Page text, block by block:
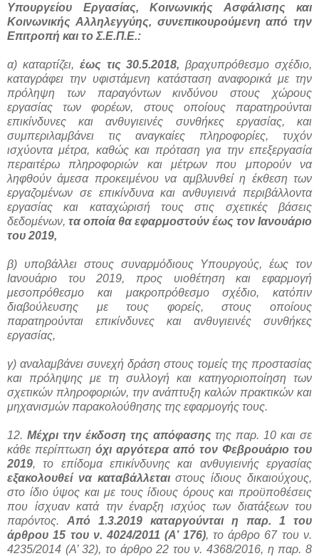
Υπουργείου Εργασίας, Κοινωνικής Ασφάλισης και
Κοινωνικής Αλληλεγγύης, συνεπικουρούμενη από την
Επιτροπή και το Σ.Ε.Π.Ε.:
α) καταρτίζει, έως τις 30.5.2018, βραχυπρόθεσμο σχέδιο,
καταγράφει την υφιστάμενη κατάσταση αναφορικά με την
πρόληψη των παραγόντων κινδύνου στους χώρους
εργασίας των φορέων, στους οποίους παρατηρούνται
επικίνδυνες και ανθυγιεινές συνθήκες εργασίας, και
συμπεριλαμβάνει τις αναγκαίες πληροφορίες, τυχόν
ισχύοντα μέτρα, καθώς και πρόταση για την επεξεργασία
περαιτέρω πληροφοριών και μέτρων που μπορούν να
ληφθούν άμεσα προκειμένου να αμβλυνθεί η έκθεση των
εργαζομένων σε επικίνδυνα και ανθυγιεινά περιβάλλοντα
εργασίας και καταχώρισή τους στις σχετικές βάσεις
δεδομένων, τα οποία θα εφαρμοστούν έως τον Ιανουάριο
του 2019,
β) υποβάλλει στους συναρμόδιους Υπουργούς, έως τον
Ιανουάριο του 2019, προς υιοθέτηση και εφαρμογή
μεσοπρόθεσμο και μακροπρόθεσμο σχέδιο, κατόπιν
διαβούλευσης με τους φορείς, στους οποίους
παρατηρούνται επικίνδυνες και ανθυγιεινές συνθήκες
εργασίας,
γ) αναλαμβάνει συνεχή δράση στους τομείς της προστασίας
και πρόληψης με τη συλλογή και κατηγοριοποίηση των
σχετικών πληροφοριών, την ανάπτυξη καλών πρακτικών και
μηχανισμών παρακολούθησης της εφαρμογής τους.
12. Μέχρι την έκδοση της απόφασηςτης παρ. 10 και σε
κάθε περίπτωση όχι αργότερα από τον Φεβρουάριο του
2019, το επίδομα επικίνδυνης και ανθυγιεινής εργασίας
εξακολουθεί να καταβάλλεταιστους ίδιους δικαιούχους,
στο ίδιο ύψος και με τους ίδιους όρους και προϋποθέσεις
που ίσχυαν κατά την έναρξη ισχύος των διατάξεων του
παρόντος. Από 1.3.2019 καταργούνται η παρ. 1 του
άρθρου 15 του ν. 4024/2011 (Α’ 176), το άρθρο 67 του ν.
4235/2014 (Α’ 32), το άρθρο 22 του ν. 4368/2016, η παρ. 8